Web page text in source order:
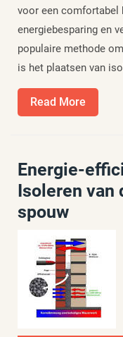
voor een comfortabel
energiebesparing en
populaire methode
is het plaatsen van
Read More
More
Energie-
Isoleren van
spouw